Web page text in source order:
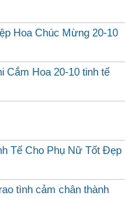
Hoa Chúc Mừng 20-10
Cắm Hoa 20-10 tinh tế
Tế Cho Phụ Nữ Tốt Đẹp
tình cảm chân thành